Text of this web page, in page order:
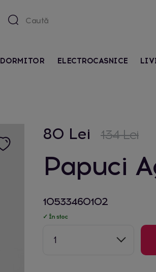
DORMITOR ELECTROCASNICE
80 Lei 134 Lei
Papuci
10533460102
✓ În stoc
1